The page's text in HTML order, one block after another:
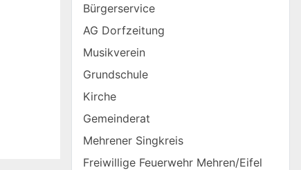
Bürgerservice
AG Dorfzeitung
Musikverein
Grundschule
Kirche
Gemeinderat
Mehrener Singkreis
Freiwillige Feuerwehr Mehren/Eifel